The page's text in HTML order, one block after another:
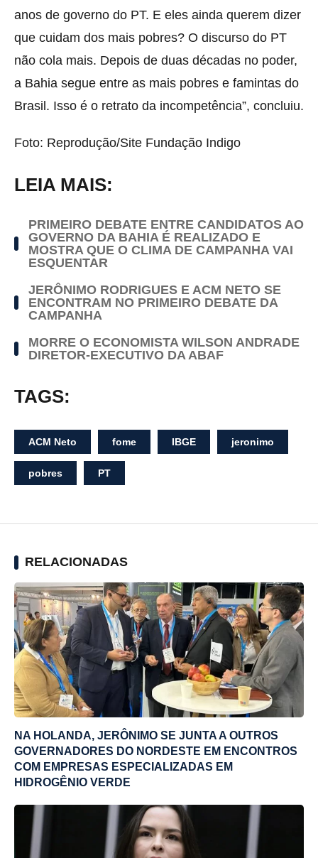
anos de governo do PT. E eles ainda querem dizer
que cuidam dos mais pobres? O discurso do PT
não cola mais. Depois de duas décadas no poder,
a Bahia segue entre as mais pobres e famintas do
Brasil. Isso é o retrato da incompetência”, concluiu.
Foto: Reprodução/Site Fundação Indigo
LEIA MAIS:
PRIMEIRO DEBATE ENTRE CANDIDATOS AO
GOVERNO DA BAHIA É REALIZADO E
MOSTRA QUE O CLIMA DE CAMPANHA VAI
ESQUENTAR
JERÔNIMO RODRIGUES E ACM NETO SE
ENCONTRAM NO PRIMEIRO DEBATE DA
CAMPANHA
MORRE O ECONOMISTA WILSON ANDRADE
DIRETOR-EXECUTIVO DA ABAF
TAGS:
ACM Neto fome IBGE jeronimo
pobres PT
RELACIONADAS
NA HOLANDA, JERÔNIMO SE JUNTA A OUTROS
GOVERNADORES DO NORDESTE EM ENCONTROS
COM EMPRESAS ESPECIALIZADAS EM
HIDROGÊNIO VERDE